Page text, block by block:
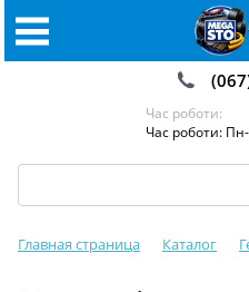
Час роботи:
Час роботи:
Главная страница Каталог